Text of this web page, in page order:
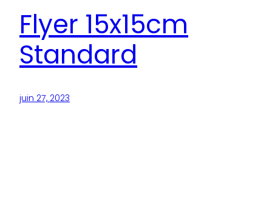
Flyer 15x15cm
Standard
juin 27, 2023